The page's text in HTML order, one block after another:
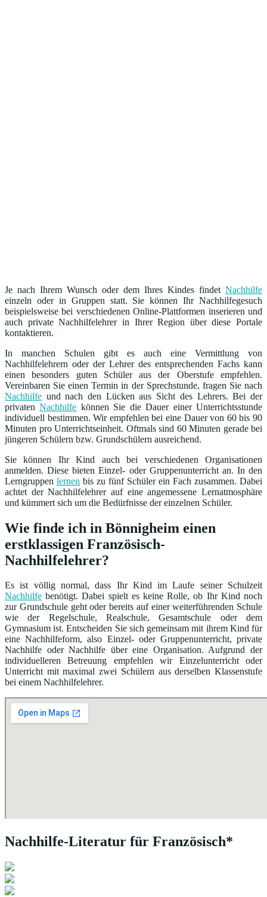
Je nach Ihrem Wunsch oder dem Ihres Kindes findet Nachhilfe
einzeln oder in Gruppen statt. Sie können Ihr Nachhilfegesuch
beispielsweise bei verschiedenen Online-Plattformen inserieren und
auch private Nachhilfelehrer in Ihrer Region über diese Portale
kontaktieren.
In manchen Schulen gibt es auch eine Vermittlung von
Nachhilfelehrern oder der Lehrer des entsprechenden Fachs kann
einen besonders guten Schüler aus der Oberstufe empfehlen.
Vereinbaren Sie einen Termin in der Sprechstunde, fragen Sie nach
Nachhilfe und nach den Lücken aus Sicht des Lehrers. Bei der
privatenNachhilfe können Sie die Dauer einer Unterrichtsstunde
individuell bestimmen. Wir empfehlen bei eine Dauer von 60 bis 90
Minuten pro Unterrichtseinheit. Oftmals sind 60 Minuten gerade bei
jüngeren Schülern bzw. Grundschülern ausreichend.
Sie können Ihr Kind auch bei verschiedenen Organisationen
anmelden. Diese bieten Einzel- oder Gruppenunterricht an. In den
Lerngruppen lernen bis zu fünf Schüler ein Fach zusammen. Dabei
achtet der Nachhilfelehrer auf eine angemessene Lernatmosphäre
und kümmert sich um die Bedürfnisse der einzelnen Schüler.
Wie finde ich in Bönnigheim einen
erstklassigen Französisch-
Nachhilfelehrer?
Es ist völlig normal, dass Ihr Kind im Laufe seiner Schulzeit
Nachhilfe benötigt. Dabei spielt es keine Rolle, ob Ihr Kind noch
zur Grundschule geht oder bereits auf einer weiterführenden Schule
wie der Regelschule, Realschule, Gesamtschule oder dem
Gymnasium ist. Entscheiden Sie sich gemeinsam mit ihrem Kind für
eine Nachhilfeform, also Einzel- oder Gruppenunterricht, private
Nachhilfe oder Nachhilfe über eine Organisation. Aufgrund der
individuelleren Betreuung empfehlen wir Einzelunterricht oder
Unterricht mit maximal zwei Schülern aus derselben Klassenstufe
bei einem Nachhilfelehrer.
Nachhilfe-Literatur für Französisch*